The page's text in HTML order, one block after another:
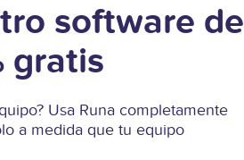
software de
gratis
Usa Runa completamente
a medida que tu equipo